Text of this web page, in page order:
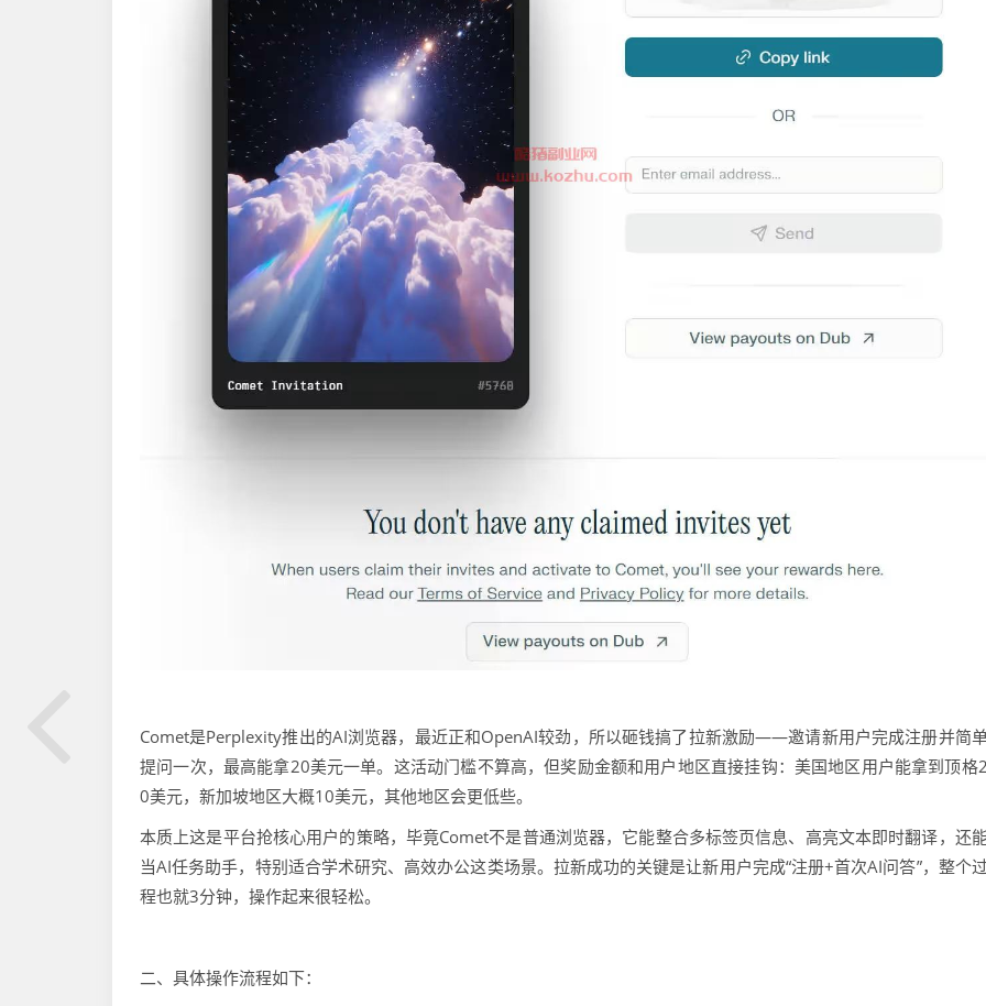
Comet是Perplexity推出的AI浏览器，最近正和OpenAI较劲，所以砸钱搞了拉新激励——邀请新用户完成注册并简
提问一次，最高能拿20美元一单。这活动门槛不算高，但奖励金额和用户地区直接挂钩：美国地区用户能拿到顶格
0美元，新加坡地区大概10美元，其他地区会更低些。
本质上这是平台抢核心用户的策略，毕竟Comet不是普通浏览器，它能整合多标签页信息、高亮文本即时翻译，还
当AI任务助手，特别适合学术研究、高效办公这类场景。拉新成功的关键是让新用户完成“注册+首次AI问答”，整个
程也就3分钟，操作起来很轻松。
二、具体操作流程如下：